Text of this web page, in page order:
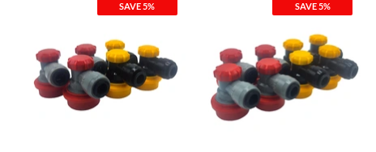
SAVE 5%
SAVE 5%